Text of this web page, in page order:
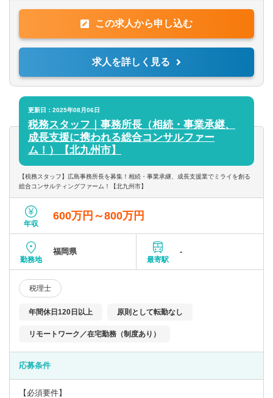
〇入社時の業務イメージとしては、相続案件6割、法人顧問業務4
割です。相続は月3件程度/顧問は担当10件程度です。自身の経験
に合わせて段階的に業務をお任せします。
※入社後のキャリアアップとして、資産税(事業承継/組織再編/相
続対策等)や中小企業成長支援（資金繰り改善経営アドバイ
ス/MAS監査/財務コンサル）などにも携わることも可能です。 自
身の考えと意欲を重要視した働き方を実現することが出来ます。
〇高付加価値の創造と提供を大切にしています。そのために、ま
ずはきめ細やかなヒアリングで問題点を見つけ、弁護士や司法書
士のチームで問題を解決することで高付加価値な商品を創造し、
お客様に提供しております。
〇クラウド型顧問対応やテレワークを取り入れ、時勢に合った働
き方が可能です。
この求人から申し込む
求人を詳しく見る
更新日：2025年08月06日
税務スタッフ｜事務所長（相続・事業承継、
成長支援に携われる総合コンサルファー
ム！）【北九州市】
【税務スタッフ】広島事務所長を募集！相続・事業承継、成長支援業でミライを創る
総合コンサルティングファーム！【北九州市】
年収
600万円～800万円
勤務地
福岡県
最寄駅
-
税理士
年間休日120日以上 原則として転勤なし
リモートワーク／在宅勤務（制度あり）
応募条件
【必須要件】